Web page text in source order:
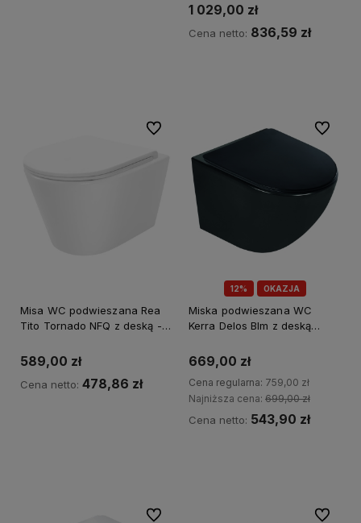
1 029,00 zł
Cena netto: 836,59 zł
Misa WC podwieszana Rea
Tito Tornado NFQ z deską -
kodem REA5
589,00 zł
Cena netto: 478,86 zł
Do ulubionych
12% OKAZJA
Miska podwieszana WC
Kerra Delos Blm z deską
półmat
669,00 zł
Cena regularna: 759,00 zł
Najniższa cena: 699,00 zł
Cena netto: 543,90 zł
Do
Do ulubionych Do